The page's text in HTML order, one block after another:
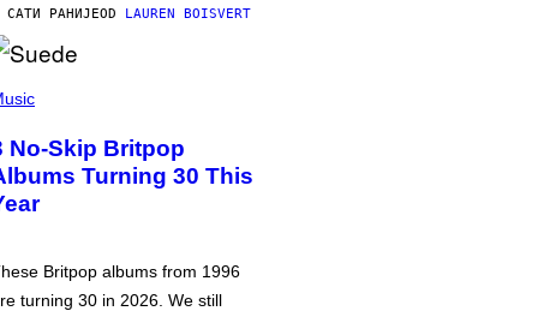
САТИ РАНИЈЕOD LAUREN BOISVERT
No-Skip Britpop
Turning 30 This
Britpop albums from 1996
turning 30 in 2026. We still